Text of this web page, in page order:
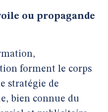
ou propagande
forment le corps
stratégie de
bien connue du